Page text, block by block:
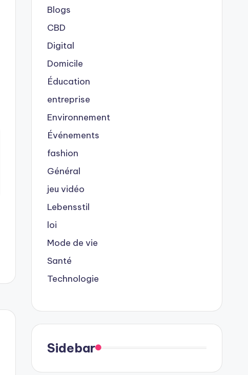
Blogs
CBD
Digital
Domicile
Éducation
entreprise
Environnement
Événements
fashion
Général
jeu vidéo
Lebensstil
loi
Mode de vie
Santé
Technologie
Sidebar